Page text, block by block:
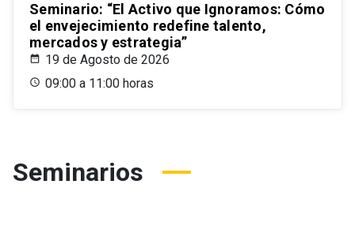
Seminario: “El Activo que Ignoramos: Cómo
el envejecimiento redefine talento,
mercados y estrategia”
19 de Agosto de 2026
09:00 a 11:00 horas
Seminarios